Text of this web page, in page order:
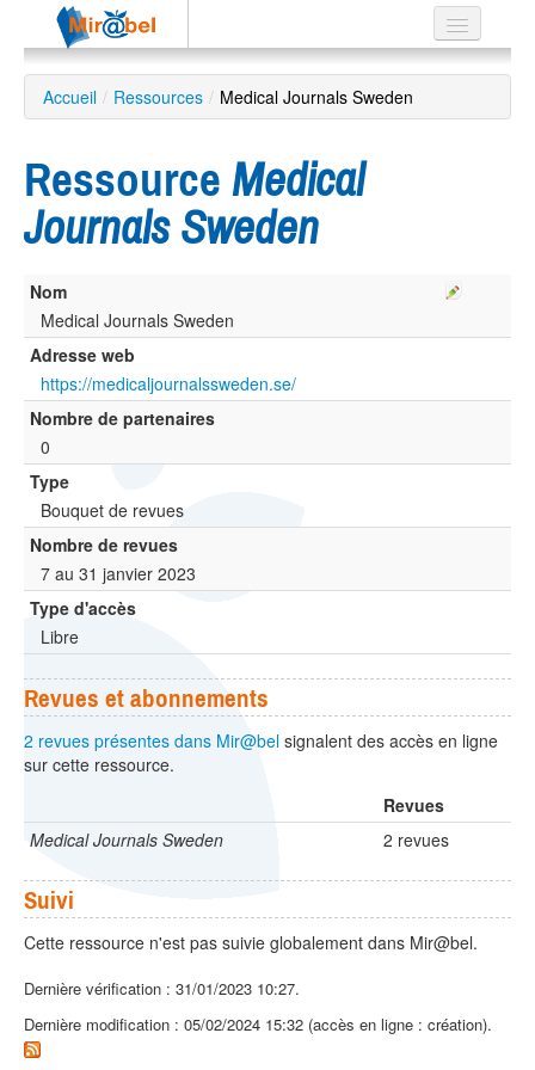
Le réseau
Soutien
Recherche
avancée
EN
ES
?
Accueil / Ressources / Medical Journals Sweden
Ressource Medical
Journals Sweden
Nom
Medical Journals Sweden
Adresse web
https://medicaljournalssweden.se/
Nombre de partenaires
0
Type
Bouquet de revues
Nombre de revues
7 au 31 janvier 2023
Type d'accès
Libre
Revues et abonnements
2 revues présentes dans Mir@bel signalent des accès en ligne
sur cette ressource.
Revues
Medical Journals Sweden
2 revues
Suivi
Cette ressource n'est pas suivie globalement dans Mir@bel.
Dernière vérification : 31/01/2023 10:27.
Dernière modification : 05/02/2024 15:32 (accès en ligne : création).